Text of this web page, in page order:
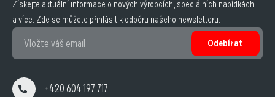
Získejte aktuální informace o nových výrobcích, speciálních nabídkách
a více. Zde se můžete přihlásit k odběru našeho newsletteru.
Odebírat
+420 604 197 717